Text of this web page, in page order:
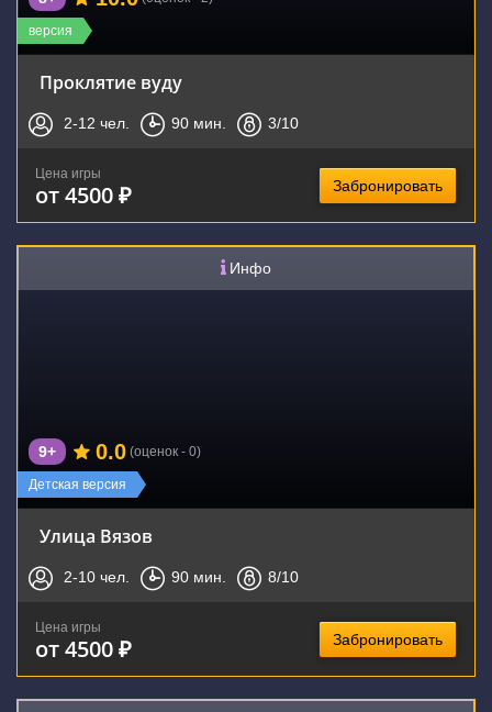
версия
Проклятие вуду
2-12 чел. 90 мин. 3/10
Цена игры
от 4500 ₽ Забронировать
Инфо
Детская версия
9+ 0.0 (оценок - 0)
Улица Вязов
2-10 чел. 90 мин. 8/10
Цена игры
от 4500 ₽ Забронировать